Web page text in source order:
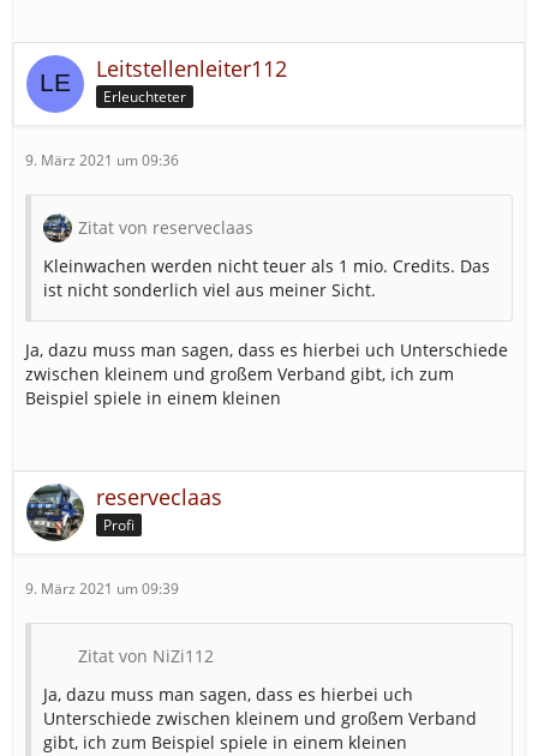
Leitstellenleiter112
Erleuchteter
9. März 2021 um 09:36
Zitat von reserveclaas
Kleinwachen werden nicht teuer als 1 mio. Credits. Das
ist nicht sonderlich viel aus meiner Sicht.
Ja, dazu muss man sagen, dass es hierbei uch Unterschiede
zwischen kleinem und großem Verband gibt, ich zum
Beispiel spiele in einem kleinen
reserveclaas
Profi
9. März 2021 um 09:39
Zitat von NiZi112
Ja, dazu muss man sagen, dass es hierbei uch
Unterschiede zwischen kleinem und großem Verband
gibt, ich zum Beispiel spiele in einem kleinen